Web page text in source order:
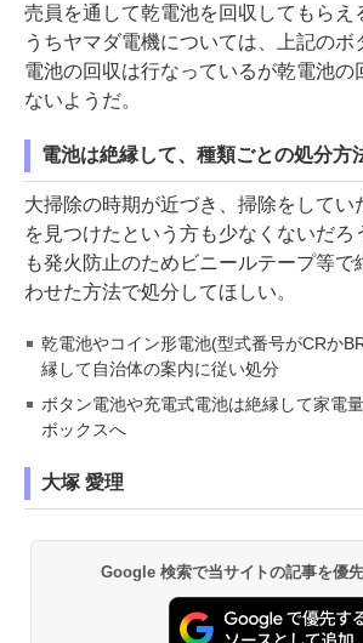
売員を通して乾電池を回収してもらえ
うちヤマダ電機については、上記のボ
電池の回収は行なっているが乾電池の
ないようだ。
電池は絶縁して、種類ごとの処分方
大掃除の時期が近づき、掃除をしてい
を見つけたという方も少なくないだろ
も発火防止のためビニールテープ等で
わせた方法で処分してほしい。
乾電池やコイン形電池(型式番号がCRか
縁して自治体の案内に従い処分
ボタン電池や充電式電池は絶縁して家電
ボックスへ
大塚 愛理
Google 検索で当サイトの記事を優